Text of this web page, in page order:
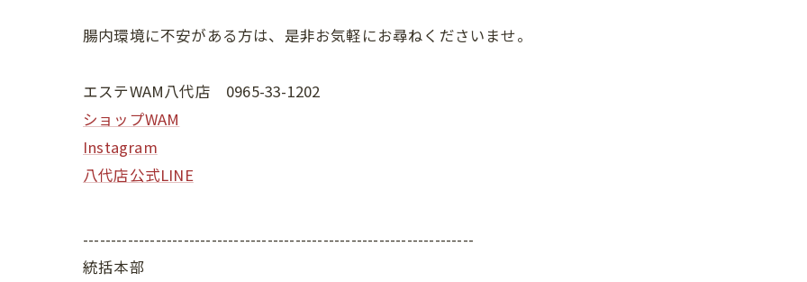
腸内環境に不安がある方は、是非お気軽にお尋ねくださいませ。
エステWAM八代店 0965-33-1202
ショップWAM
Instagram
八代店公式LINE
----------------------------------------------------------------------
統括本部